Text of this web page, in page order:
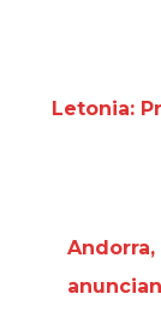
Letonia: